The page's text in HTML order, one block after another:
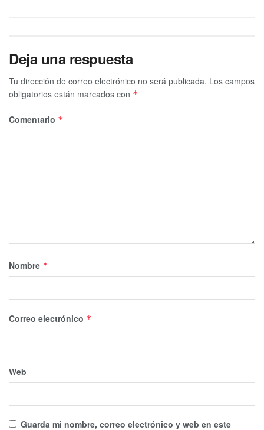
Deja una respuesta
Tu dirección de correo electrónico no será publicada. Los campos
obligatorios están marcados con *
Comentario *
Nombre *
Correo electrónico *
Web
Guarda mi nombre, correo electrónico y web en este